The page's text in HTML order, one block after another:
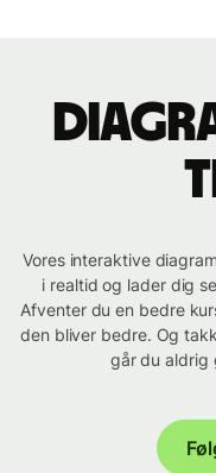
Vores interaktive
i realtid og lader dig
Afventer du en bedre
den bliver bedre. Og
går du aldrig